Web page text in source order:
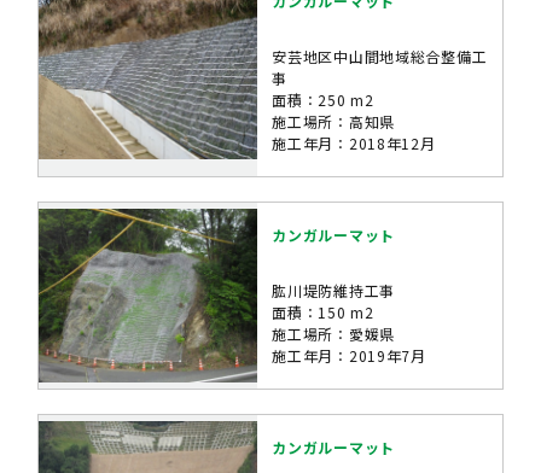
安芸地区中山間地域総合整備工
事
面積：250 m2
施工場所：高知県
施工年月：2018年12月
カンガルーマット
肱川堤防維持工事
面積：150 m2
施工場所：愛媛県
施工年月：2019年7月
カンガルーマット